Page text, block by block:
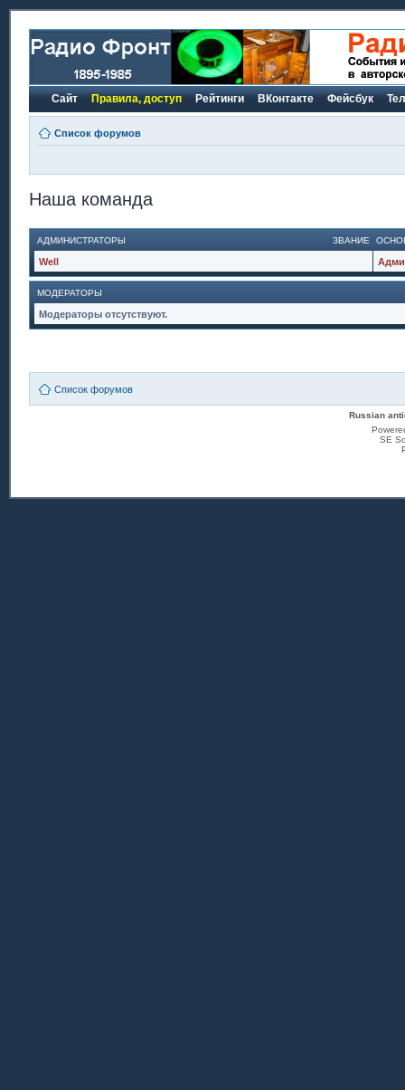
Сайт Правила, доступ Рейтинги ВКонтакте Фейсбук
Список форумов
Наша команда
ЗВАНИЕ
АДМИНИСТРАТОРЫ
Well
МОДЕРАТОРЫ
Модераторы отсутствуют.
Список форумов
Russian
SE